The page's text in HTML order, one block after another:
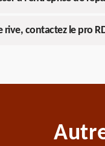
contactez le pro